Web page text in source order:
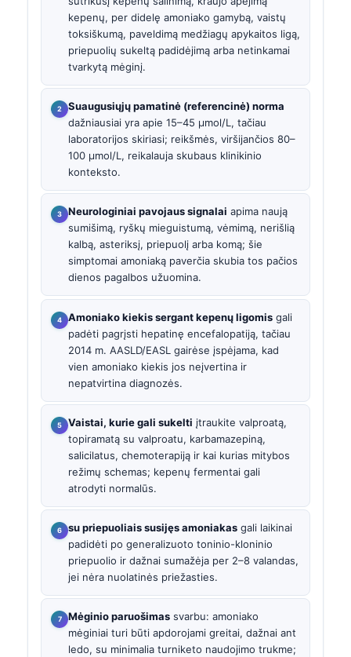
kepenų, per didelę amoniako gamybą, vaistų
toksiškumą, paveldimą medžiagų apykaitos ligą,
priepuolių sukeltą padidėjimą arba netinkamai
tvarkytą mėginį.
Suaugusiųjų pamatinė (referencinė) norma
dažniausiai yra apie 15–45 µmol/L, tačiau
laboratorijos skiriasi; reikšmės, viršijančios 80–
100 µmol/L, reikalauja skubaus klinikinio
konteksto.
Neurologiniai pavojaus signalai apima naują
sumišimą, ryškų mieguistumą, vėmimą, nerišlią
kalbą, asteriksį, priepuolį arba komą; šie
simptomai amoniaką paverčia skubia tos pačios
dienos pagalbos užuomina.
Amoniako kiekis sergant kepenų ligomis gali
padėti pagrįsti hepatinę encefalopatiją, tačiau
2014 m. AASLD/EASL gairėse įspėjama, kad
vien amoniako kiekis jos neįvertina ir
nepatvirtina diagnozės.
Vaistai, kurie gali sukelti įtraukite valproatą,
topiramatą su valproatu, karbamazepiną,
salicilatus, chemoterapiją ir kai kurias mitybos
režimų schemas; kepenų fermentai gali
atrodyti normalūs.
su priepuoliais susijęs amoniakas gali laikinai
padidėti po generalizuoto toninio-kloninio
priepuolio ir dažnai sumažėja per 2–8 valandas,
jei nėra nuolatinės priežasties.
Mėginio paruošimas svarbu: amoniako
mėginiai turi būti apdorojami greitai, dažnai ant
ledo, su minimalia turniketo naudojimo trukme;